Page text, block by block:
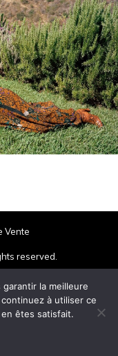
Vente
reserved.
la meilleure
à utiliser ce
êtes satisfait.